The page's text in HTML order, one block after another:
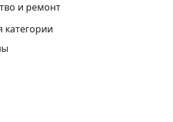
и ремонт
категории